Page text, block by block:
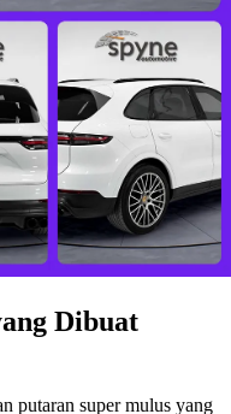
Dibuat
putaran super mulus yang